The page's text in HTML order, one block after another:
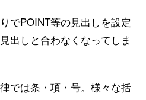
でPOINT等の見出しを設定
出しと合わなくなってしま
では条・項・号。様々な括